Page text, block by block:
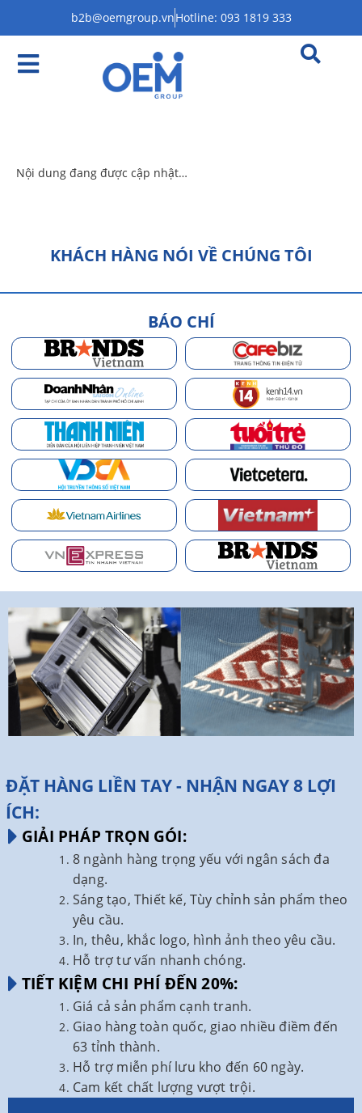
b2b@oemgroup.vnHotline: 093 1819 333
Nội dung đang được cập nhật…
KHÁCH HÀNG NÓI VỀ CHÚNG TÔI
BÁO CHÍ
ĐẶT HÀNG LIỀN TAY - NHẬN NGAY 8 LỢI
ÍCH:
GIẢI PHÁP TRỌN GÓI:
8 ngành hàng trọng yếu với ngân sách đa
dạng.
Sáng tạo, Thiết kế, Tùy chỉnh sản phẩm theo
yêu cầu.
In, thêu, khắc logo, hình ảnh theo yêu cầu.
Hỗ trợ tư vấn nhanh chóng.
TIẾT KIỆM CHI PHÍ ĐẾN 20%:
Giá cả sản phẩm cạnh tranh.
Giao hàng toàn quốc, giao nhiều điềm đến
63 tỉnh thành.
Hỗ trợ miễn phí lưu kho đến 60 ngày.
Cam kết chất lượng vượt trội.